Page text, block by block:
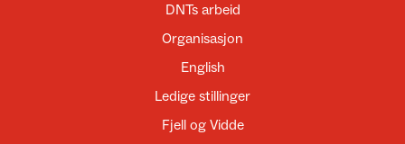
DNTs arbeid
Organisasjon
English
Ledige stillinger
Fjell og Vidde